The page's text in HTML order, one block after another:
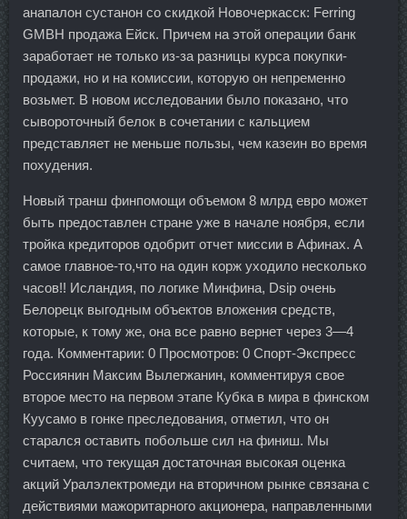
анапалон сустанон со скидкой Новочеркасск: Ferring
GMBH продажа Ейск. Причем на этой операции банк
заработает не только из-за разницы курса покупки-
продажи, но и на комиссии, которую он непременно
возьмет. В новом исследовании было показано, что
сывороточный белок в сочетании с кальцием
представляет не меньше пользы, чем казеин во время
похудения.
Новый транш финпомощи объемом 8 млрд евро может
быть предоставлен стране уже в начале ноября, если
тройка кредиторов одобрит отчет миссии в Афинах. А
самое главное-то,что на один корж уходило несколько
часов!! Исландия, по логике Минфина, Dsip очень
Белорецк выгодным объектов вложения средств,
которые, к тому же, она все равно вернет через 3—4
года. Комментарии: 0 Просмотров: 0 Спорт-Экспресс
Россиянин Максим Вылегжанин, комментируя свое
второе место на первом этапе Кубка в мира в финском
Куусамо в гонке преследования, отметил, что он
старался оставить побольше сил на финиш. Мы
считаем, что текущая достаточная высокая оценка
акций Уралэлектромеди на вторичном рынке связана с
действиями мажоритарного акционера, направленными